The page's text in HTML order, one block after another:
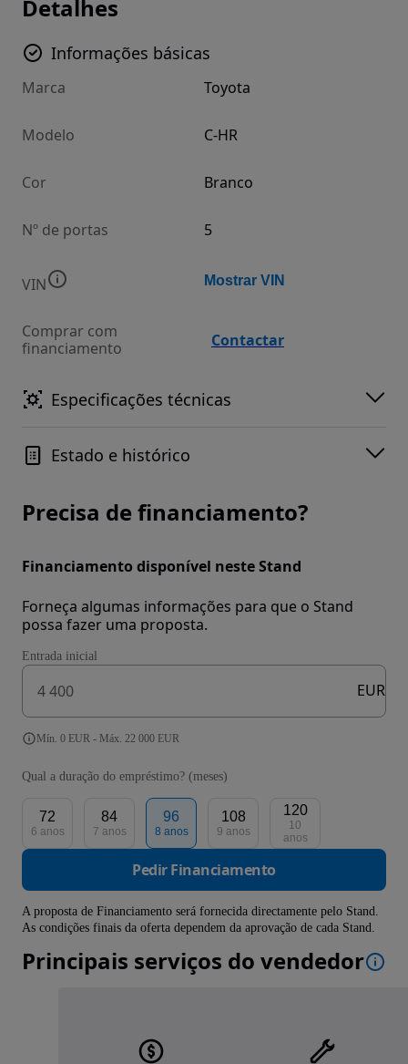
Detalhes
Informações básicas
Marca Toyota
Modelo C-HR
Cor Branco
Nº de portas 5
VIN Mostrar VIN
Comprar com
financiamento
Contactar
Especificações técnicas
Estado e histórico
Precisa de financiamento?
Financiamento disponível neste Stand
Forneça algumas informações para que o Stand
possa fazer uma proposta.
Entrada inicial
EUR
Mín. 0 EUR - Máx. 22 000 EUR
Qual a duração do empréstimo? (meses)
72
6 anos
84
7 anos
96
8 anos
108
9 anos
120
10
anos
Pedir Financiamento
A proposta de Financiamento será fornecida directamente pelo Stand.
As condições finais da oferta dependem da aprovação de cada Stand.
Principais serviços do vendedor